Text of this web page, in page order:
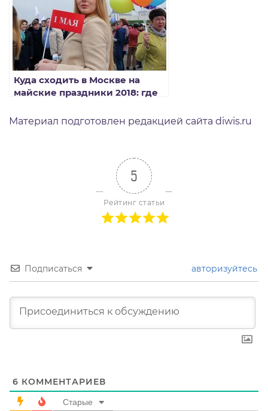
Куда сходить в Москве на
майские праздники 2018: где
Материал подготовлен редакцией сайта diwis.ru
5
Рейтинг статьи
Подписаться авторизуйтесь
6 КОММЕНТАРИЕВ
Старые